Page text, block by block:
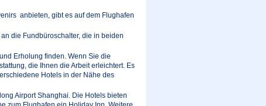
anbieten, gibt es auf dem Flughafen
die Fundbüroschalter, die in beiden
Erholung finden. Wenn Sie die
die Ihnen die Arbeit erleichtert. Es
Hotels in der Nähe des
Airport Shanghai. Die Hotels bieten